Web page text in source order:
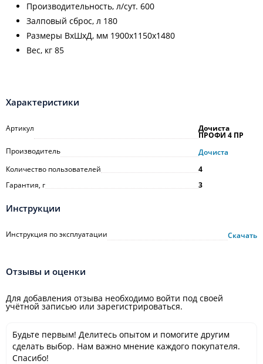
Производительность, л/сут. 600
Залповый сброс, л 180
Размеры ВхШхД, мм 1900х1150х1480
Вес, кг 85
Характеристики
Артикул Дочиста
ПРОФИ 4 ПР
Производитель
Дочиста
Количество пользователей
4
Гарантия, г
3
Инструкции
Инструкция по эксплуатации Скачать
Отзывы и оценки
Для добавления отзыва необходимо войти под своей
учётной записью или зарегистрироваться.
Будьте первым! Делитесь опытом и помогите другим
сделать выбор. Нам важно мнение каждого покупателя.
Спасибо!